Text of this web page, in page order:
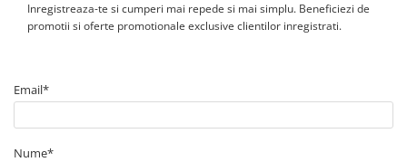
Inregistreaza-te si cumperi mai repede si mai simplu. Beneficiezi de
promotii si oferte promotionale exclusive clientilor inregistrati.
Email*
Nume*